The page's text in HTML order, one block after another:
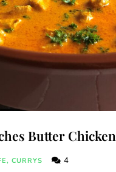
Butter Chicken
CURRYS 4